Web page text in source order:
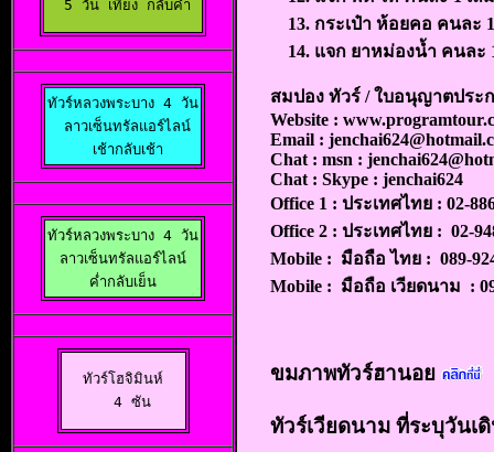
  5 วัน เที่ยง กลับค่ำ
ทัวร์หลวงพระบาง 4 วัน
ลาวเซ็นทรัลแอร์ไลน์
เช้ากลับเช้า
ทัวร์หลวงพระบาง 4 วัน
ลาวเซ็นทรัลแอร์ไลน์
ค่ำกลับเย็น
ทัวร์โฮจิมินห์
  4 ซัน
กระเป๋า ห้อยคอ คนละ
แจก ยาหม่องน้ำ คนละ
สมปอง ทัวร์ / ใบอนุญาตประก
Website :
Email :
Chat : msn :
Chat : Skype : jenchai624
Office 1 : ประเทศไทย : 02-
Office 2 : ประเทศไทย : 02-
Mobile : มือถือ ไทย : 089-
Mobile : มือถือ เวียดนาม :
ขมภาพทัวร์ฮานอย
ทัวร์เวียดนาม ที่ระบุวันเดิ